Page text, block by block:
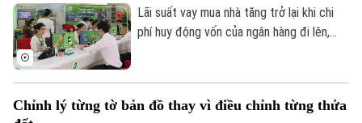
Doanh nghiệp
Căn hộ
Đất đai
Tàu
Xe máy
Thị trường
Tin tức
Tuyển sinh
Hướng nghiệp
Văn hóa
Tin tức
Làng nghề
Sức khỏe
Lãi suất vay mua nhà tăng trở lại khi chi
phí huy động vốn của ngân hàng đi lên,
Chỉnh lý từng tờ bản đồ thay vì điều chỉnh từng thửa